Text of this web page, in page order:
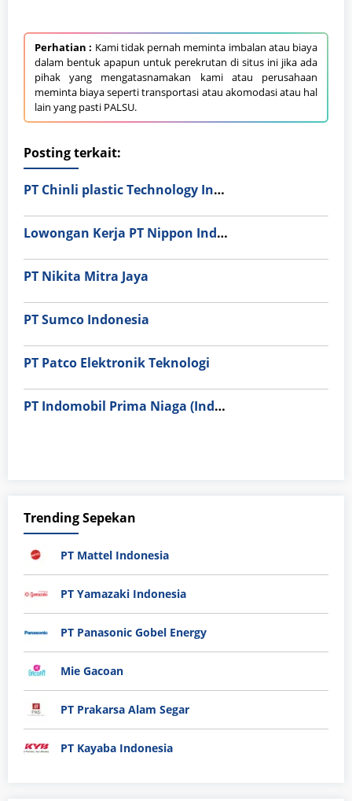
Perhatian : Kami tidak pernah meminta imbalan atau biaya
dalam bentuk apapun untuk perekrutan di situs ini jika ada
pihak yang mengatasnamakan kami atau perusahaan
meminta biaya seperti transportasi atau akomodasi atau hal
lain yang pasti PALSU.
Posting terkait:
PT Chinli plastic Technology Indonesia
Lowongan Kerja PT Nippon Indosari Corpindo Tbk. Bulan Agustus 2026
PT Nikita Mitra Jaya
PT Sumco Indonesia
PT Patco Elektronik Teknologi
PT Indomobil Prima Niaga (Indomobil Hino Sunter)
Trending Sepekan
PT Mattel Indonesia
PT Yamazaki Indonesia
PT Panasonic Gobel Energy
Mie Gacoan
PT Prakarsa Alam Segar
PT Kayaba Indonesia